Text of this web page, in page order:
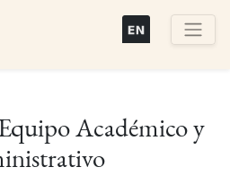
Académico y